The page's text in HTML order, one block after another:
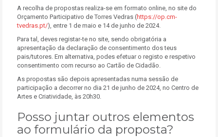
A recolha de propostas realiza-se em formato online, no site do
Orçamento Participativo de Torres Vedras (https://op.cm-
tvedras.pt/), entre 1 de maio e 14 de junho de 2024.
Para tal, deves registar-te no site, sendo obrigatória a
apresentação da declaração de consentimento dos teus
pais/tutores. Em alternativa, podes efetuar o registo e respetivo
consentimento com recurso ao Cartão de Cidadão.
As propostas são depois apresentadas numa sessão de
participação a decorrer no dia 21 de junho de 2024, no Centro de
Artes e Criatividade, às 20h30.
Posso juntar outros elementos
ao formulário da proposta?